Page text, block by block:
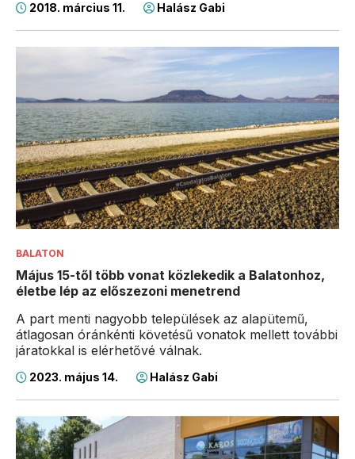
2018. március 11. Halász Gabi
BALATON
Május 15-től több vonat közlekedik a Balatonhoz,
életbe lép az előszezoni menetrend
A part menti nagyobb települések az alapütemű,
átlagosan óránkénti követésű vonatok mellett további
járatokkal is elérhetővé válnak.
2023. május 14. Halász Gabi